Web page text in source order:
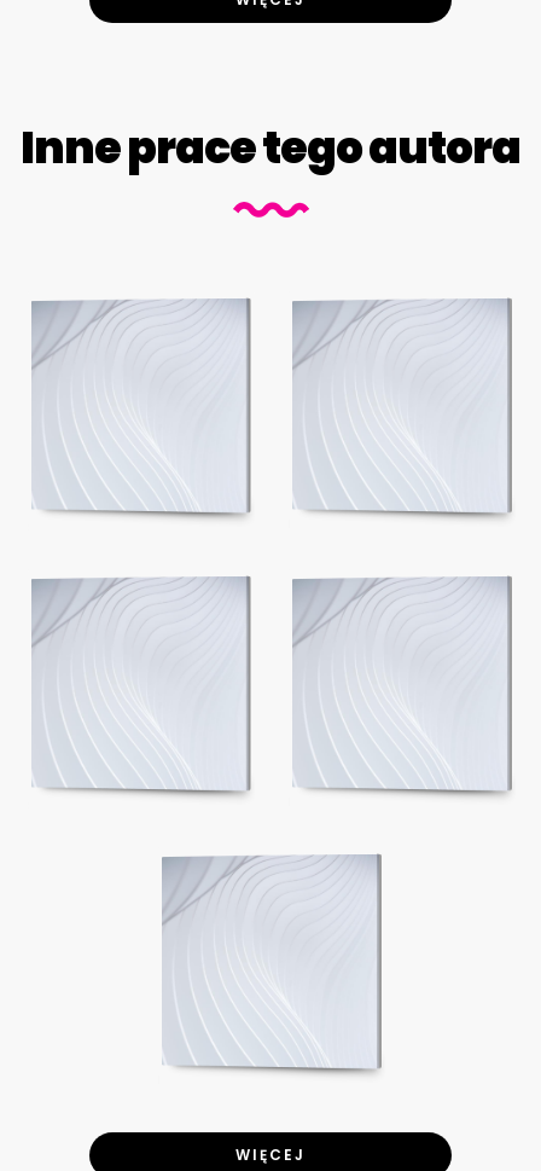
Inne prace tego autora
WIĘCEJ